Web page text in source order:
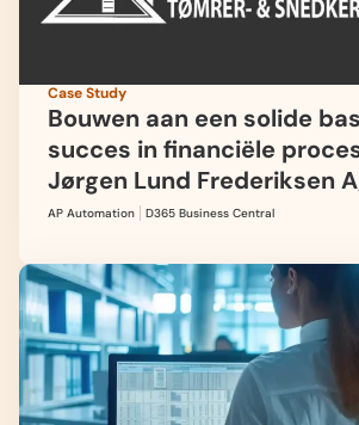
Case Study
Bouwen aan een solide
succes in financiële
Jørgen Lund Frederiksen
AP Automation D365 Business Central